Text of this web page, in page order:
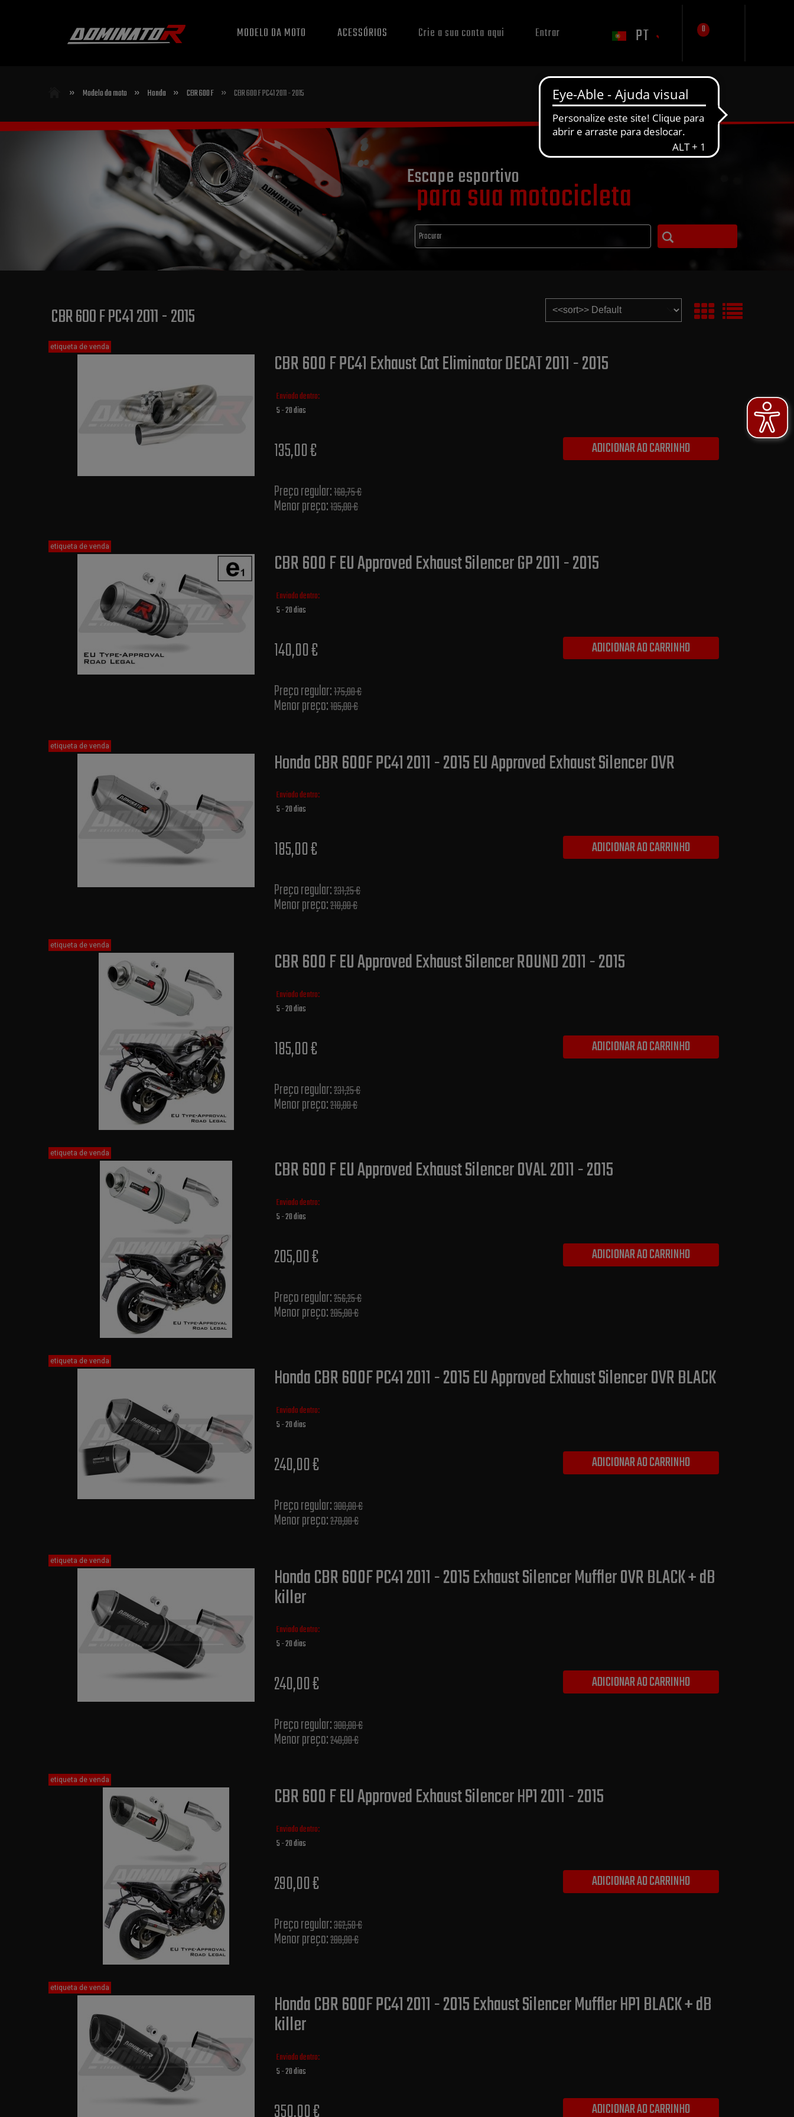
MODELO DA MOTO ACESSÓRIOS Crie a sua conta aqui Entrar PT 0
» Modelo da moto » Honda » CBR 600 F » CBR 600 F PC41 2011 - 2015
Escape esportivo
para sua motocicleta
CBR 600 F PC41 2011 - 2015
CBR 600 F PC41 Exhaust Cat Eliminator DECAT 2011 - 2015
Enviado dentro:
5 - 20 dias
135,00 €
Preço regular:168,75 €
Menor preço:135,00 €
ADICIONAR AO CARRINHO
etiqueta de venda
CBR 600 F EU Approved Exhaust Silencer GP 2011 - 2015
Enviado dentro:
5 - 20 dias
140,00 €
Preço regular:175,00 €
Menor preço:185,00 €
ADICIONAR AO CARRINHO
etiqueta de venda
Honda CBR 600F PC41 2011 - 2015 EU Approved Exhaust Silencer OVR
Enviado dentro:
5 - 20 dias
185,00 €
Preço regular:231,25 €
Menor preço:210,00 €
ADICIONAR AO CARRINHO
etiqueta de venda
CBR 600 F EU Approved Exhaust Silencer ROUND 2011 - 2015
Enviado dentro:
5 - 20 dias
185,00 €
Preço regular:231,25 €
Menor preço:210,00 €
ADICIONAR AO CARRINHO
etiqueta de venda
CBR 600 F EU Approved Exhaust Silencer OVAL 2011 - 2015
Enviado dentro:
5 - 20 dias
205,00 €
Preço regular:256,25 €
Menor preço:205,00 €
ADICIONAR AO CARRINHO
etiqueta de venda
Honda CBR 600F PC41 2011 - 2015 EU Approved Exhaust Silencer OVR BLACK
Enviado dentro:
5 - 20 dias
240,00 €
Preço regular:300,00 €
Menor preço:270,00 €
ADICIONAR AO CARRINHO
etiqueta de venda
Honda CBR 600F PC41 2011 - 2015 Exhaust Silencer Muffler OVR BLACK + dB
killer
Enviado dentro:
5 - 20 dias
240,00 €
Preço regular:300,00 €
Menor preço:240,00 €
ADICIONAR AO CARRINHO
etiqueta de venda
CBR 600 F EU Approved Exhaust Silencer HP1 2011 - 2015
Enviado dentro:
5 - 20 dias
290,00 €
Preço regular:362,50 €
Menor preço:288,00 €
ADICIONAR AO CARRINHO
etiqueta de venda
Honda CBR 600F PC41 2011 - 2015 Exhaust Silencer Muffler HP1 BLACK + dB
killer
Enviado dentro:
5 - 20 dias
ADICIONAR AO CARRINHO
etiqueta de venda